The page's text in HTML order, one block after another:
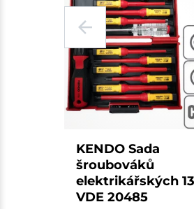
KENDO Sada
šroubováků
elektrikářských
VDE 20485